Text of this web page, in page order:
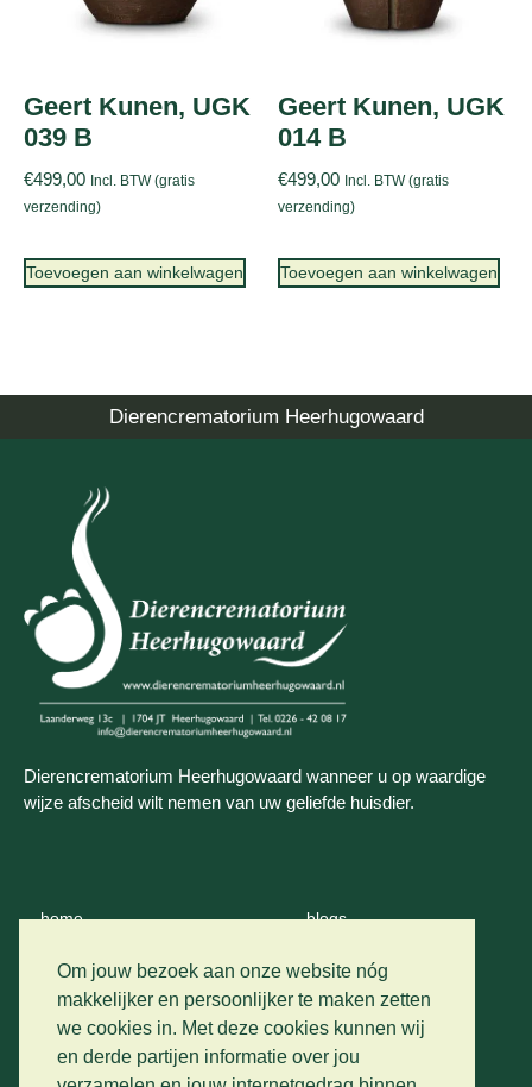
Om jouw bezoek aan onze website nóg
makkelijker en persoonlijker te maken zetten
we cookies in. Met deze cookies kunnen wij
en derde partijen informatie over jou
Geert Kunen, UGK
039 B
€499,00 Incl. BTW (gratis
verzending)
Toevoegen aan winkelwagen
Geert Kunen, UGK
014 B
€499,00 Incl. BTW (gratis
verzending)
Toevoegen aan winkelwagen
Dierencrematorium Heerhugowaard
Dierencrematorium Heerhugowaard wanneer u op waardige
wijze afscheid wilt nemen van uw geliefde huisdier.
home
wie zijn wij
vervoer
blogs
contact
privacy